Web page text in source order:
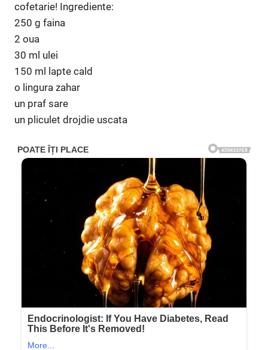
cofetarie! Ingrediente:
250 g faina
2 oua
30 ml ulei
150 ml lapte cald
o lingura zahar
un praf sare
un pliculet drojdie uscata